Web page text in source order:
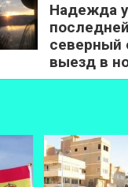
Надежда
северный
выезд в